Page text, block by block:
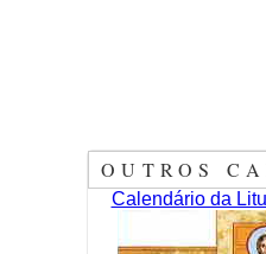
OUTROS
Calendário da